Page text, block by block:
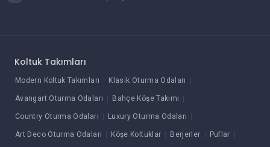
Koltuk Takımları
Modern Koltuk Takımları Klasik Oturma Odaları
Avangart Oturma Odaları Bahçe Köşe Takımı
Country Oturma Odaları Luxury Oturma Odaları
Art Deco Oturma Odaları Köşe Koltuklar Berjerler Puflar